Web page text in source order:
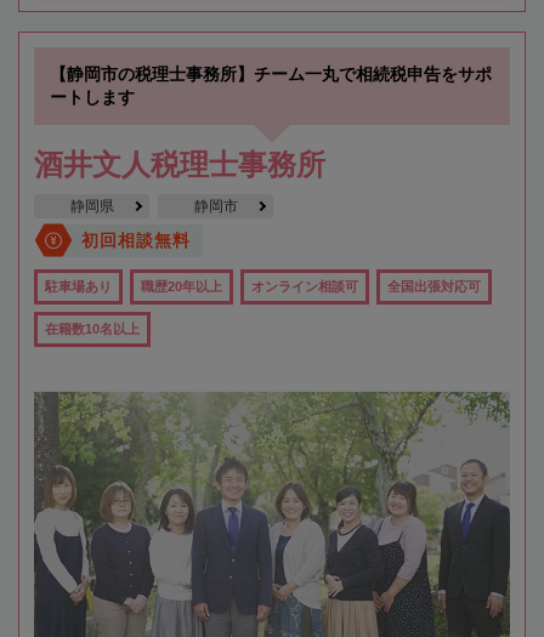
【静岡市の税理士事務所】チーム一丸で相続税申告をサポ
ートします
酒井文人税理士事務所
静岡県 静岡市
初回相談無料
駐車場あり 職歴20年以上 オンライン相談可 全国出張対応可
在籍数10名以上